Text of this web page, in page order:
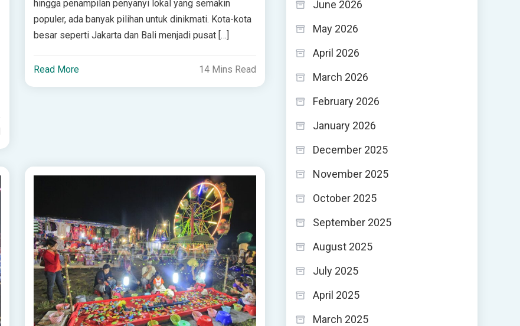
hingga penampilan penyanyi lokal yang semakin
populer, ada banyak pilihan untuk dinikmati. Kota-kota
besar seperti Jakarta dan Bali menjadi pusat […]
Read More 14 Mins Read
June 2026
May 2026
April 2026
March 2026
February 2026
January 2026
December 2025
November 2025
October 2025
September 2025
August 2025
July 2025
April 2025
March 2025